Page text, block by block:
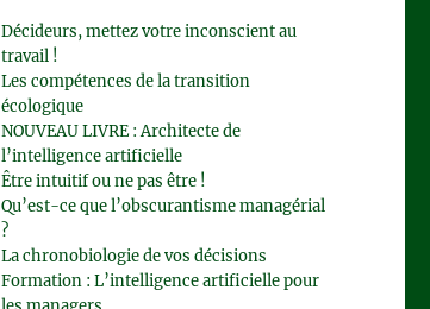
Décideurs, mettez votre inconscient au
travail !
Les compétences de la transition
écologique
NOUVEAU LIVRE : Architecte de
l’intelligence artificielle
Être intuitif ou ne pas être !
Qu’est-ce que l’obscurantisme managérial
?
La chronobiologie de vos décisions
Formation : L’intelligence artificielle pour